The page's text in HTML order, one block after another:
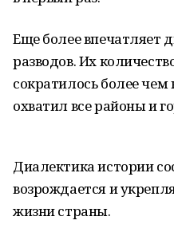
Еще более впечатляет
разводов. Их
сократилось более чем
охватил все районы и
Диалектика истории
возрождается и
жизни страны.